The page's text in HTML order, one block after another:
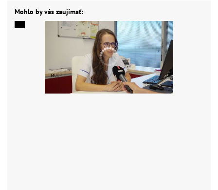
Mohlo by vás zaujímať: